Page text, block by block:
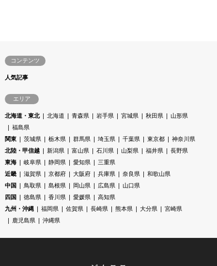
コンテンツ
人気記事
エリア
北海道・東北 北海道 青森県 岩手県 宮城県 秋田県
山形県
福島県
関東
茨城県 栃木県 群馬県 埼玉県 千葉県 東京都
神奈川県
北陸・甲信越
新潟県 富山県 石川県 山梨県 福井県
長野県
東海
岐阜県 静岡県 愛知県
三重県
近畿
滋賀県 京都府 大阪府 兵庫県 奈良県
和歌山県
中国
鳥取県 島根県 岡山県 広島県
山口県
四国
徳島県 香川県 愛媛県
高知県
九州・沖縄
福岡県 佐賀県 長崎県 熊本県 大分県
宮崎県
鹿児島県
沖縄県